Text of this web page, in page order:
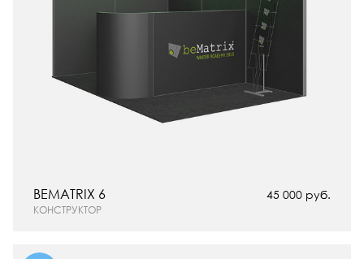
45 000 руб.
КОНСТРУКТОР
BEMATRIX 6